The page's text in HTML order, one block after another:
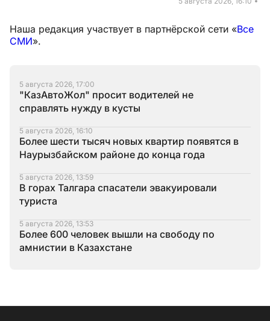
Наша редакция участвует в партнёрской сети «Все
СМИ».
5 августа 2026, 17:00
"КазАвтоЖол" просит водителей не
справлять нужду в кусты
5 августа 2026, 16:10
Более шести тысяч новых квартир появятся в
Наурызбайском районе до конца года
5 августа 2026, 13:59
В горах Талгара спасатели эвакуировали
туриста
5 августа 2026, 13:53
Более 600 человек вышли на свободу по
амнистии в Казахстане